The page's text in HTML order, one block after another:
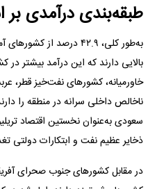
طبقه‌بندی درآمدی
به‌طور کلی، ۴۲.۹ درصد از
بالایی دارند که این درآمد بیشتر
خاورمیانه، کشور‌های نفت‌خیز قطر،
ناخالص داخلی سرانه در منطقه را
سعودی به‌عنوان نخستین اقتصاد
ذخایر عظیم نفت و ابتکارات دولتی
در مقابل کشور‌های جنوب صحرای